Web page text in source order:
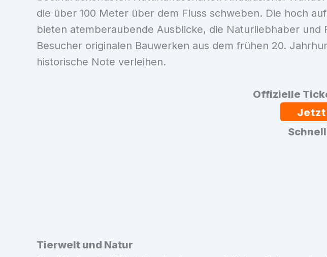
die über 100 Meter über dem Fluss schweben. Die hoch
bieten atemberaubende Ausblicke, die Naturliebhaber
Besucher originalen Bauwerken aus dem frühen 20.
historische Note verleihen.
Offizielle
Jetzt
Tierwelt und Natur